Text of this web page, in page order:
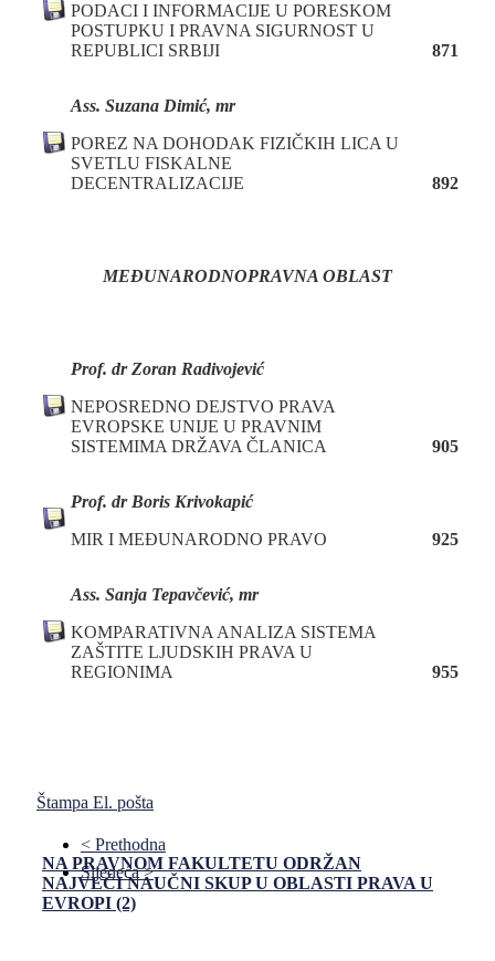
PODACI I INFORMACIJE U PORESKOM
POSTUPKU I PRAVNA SIGURNOST U
REPUBLICI SRBIJI
871
Ass. Suzana Dimić, mr
POREZ NA DOHODAK FIZIČKIH LICA U
SVETLU FISKALNE
DECENTRALIZACIJE
892
MEĐUNARODNOPRAVNA OBLAST
Prof. dr Zoran Radivojević
NEPOSREDNO DEJSTVO PRAVA
EVROPSKE UNIJE U PRAVNIM
SISTEMIMA DRŽAVA ČLANICA
905
Prof. dr Boris Krivokapić
MIR I MEĐUNARODNO PRAVO
925
Ass. Sanja Tepavčević, mr
KOMPARATIVNA ANALIZA SISTEMA
ZAŠTITE LJUDSKIH PRAVA U
REGIONIMA
955
Štampa El. pošta
< Prethodna
Sljedeća >
NA PRAVNOM FAKULTETU ODRŽAN
NAJVEĆI NAUČNI SKUP U OBLASTI PRAVA U
EVROPI (2)